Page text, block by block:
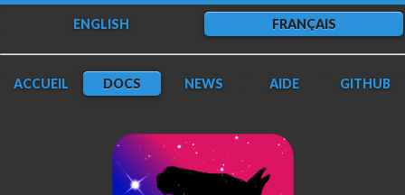
ENGLISH FRANÇAIS
ACCUEIL DOCS NEWS AIDE GITHUB
DarkFlow